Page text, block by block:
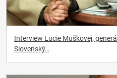
Interview Lucie Muškovej,
Slovenský…